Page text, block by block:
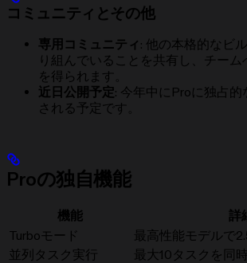
コミュニティとその他
専用コミュニティ : 他の本格的なビ
り組んでいることを共有し、チー
を得られます。
近日公開予定: 今年中にProに独占
される予定です。
Proの独自機能
機能
詳
Turboモード
最高性能モデルで
並列タスク実行
最大10タスクを同